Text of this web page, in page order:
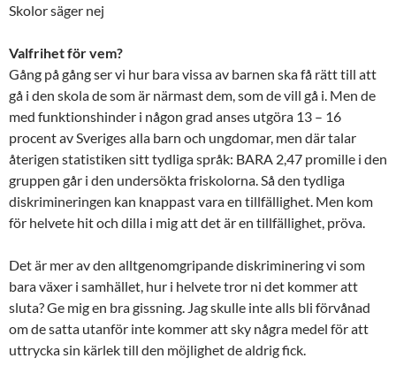
Skolor säger nej
Valfrihet för vem?
Gång på gång ser vi hur bara vissa av barnen ska få rätt till att
gå i den skola de som är närmast dem, som de vill gå i. Men de
med funktionshinder i någon grad anses utgöra 13 – 16
procent av Sveriges alla barn och ungdomar, men där talar
återigen statistiken sitt tydliga språk: BARA 2,47 promille i den
gruppen går i den undersökta friskolorna. Så den tydliga
diskrimineringen kan knappast vara en tillfällighet. Men kom
för helvete hit och dilla i mig att det är en tillfällighet, pröva.
Det är mer av den alltgenomgripande diskriminering vi som
bara växer i samhället, hur i helvete tror ni det kommer att
sluta? Ge mig en bra gissning. Jag skulle inte alls bli förvånad
om de satta utanför inte kommer att sky några medel för att
uttrycka sin kärlek till den möjlighet de aldrig fick.